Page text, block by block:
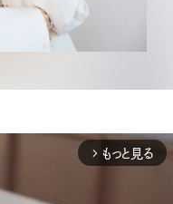
arrow_forward_ios もっと見る